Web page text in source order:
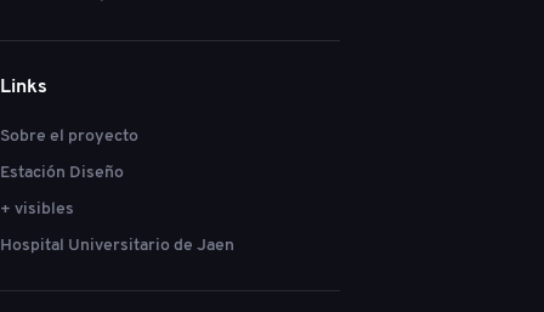
Links
Sobre el proyecto
Estación Diseño
+ visibles
Hospital Universitario de Jaen